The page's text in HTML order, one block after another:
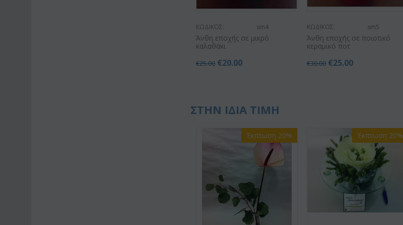
ΚΩΔΙΚΟΣ: sm4
Άνθη εποχής σε μικρό
καλαθάκι
€25.00 €20.00
ΚΩΔΙΚΟΣ: sm5
Άνθη εποχής σε ποιοτικό
κεραμικό ποτ
€30.00 €25.00
ΣΤΗΝ ΙΔΙΑ ΤΙΜΗ
Έκπτωση 20% Έκπτωση 20%